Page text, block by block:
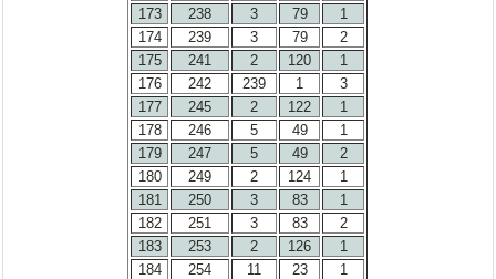
173
238 3 79
1
174
239 3 79
2
175
241 2 120
1
176
242 239 1
3
177
245 2 122
1
178
246 5 49
1
179
247 5 49
2
180
249 2 124
1
181
250 3 83
1
182
251 3 83
2
183
253 2 126
1
184
254 11 23
1